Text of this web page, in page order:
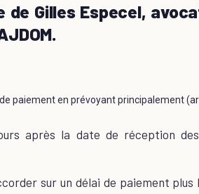
Gilles Especel,
paiement en prévoyant principalement
après la date de réception
sur un délai de paiement